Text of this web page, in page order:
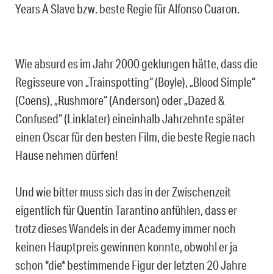
Years A Slave bzw. beste Regie für Alfonso Cuaron.
Wie absurd es im Jahr 2000 geklungen hätte, dass die
Regisseure von „Trainspotting“ (Boyle), „Blood Simple“
(Coens), „Rushmore“ (Anderson) oder „Dazed &
Confused“ (Linklater) eineinhalb Jahrzehnte später
einen Oscar für den besten Film, die beste Regie nach
Hause nehmen dürfen!
Und wie bitter muss sich das in der Zwischenzeit
eigentlich für Quentin Tarantino anfühlen, dass er
trotz dieses Wandels in der Academy immer noch
keinen Hauptpreis gewinnen konnte, obwohl er ja
schon *die* bestimmende Figur der letzten 20 Jahre